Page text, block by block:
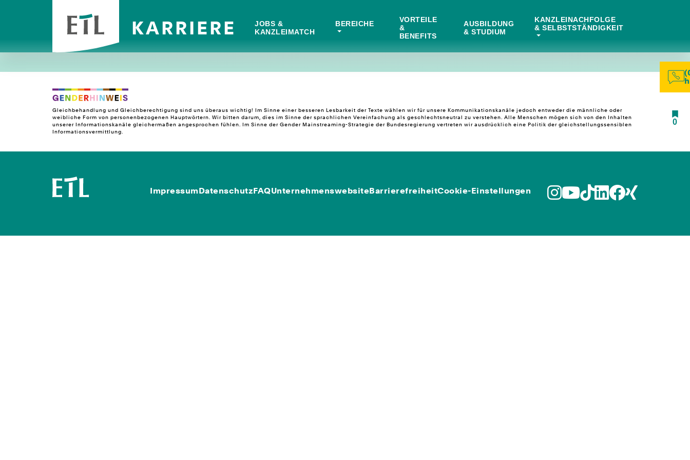
KARRIERE
JOBS &
KANZLEIMATCH
BEREICHE
VORTEILE
&
BENEFITS
AUSBILDUNG
& STUDIUM
KANZLEINACHFOLGE
& SELBSTSTÄNDIGKEIT
0
Gleichbehandlung und Gleichberechtigung sind uns überaus wichtig! Im Sinne einer besseren Lesbarkeit der Texte wählen wir für unsere Kommunikationskanäle jedoch entweder die männliche oder
weibliche Form von personenbezogenen Hauptwörtern. Wir bitten darum, dies im Sinne der sprachlichen Vereinfachung als geschlechtsneutral zu verstehen. Alle Menschen mögen sich von den Inhalten
unserer Informationskanäle gleichermaßen angesprochen fühlen. Im Sinne der Gender Mainstreaming-Strategie der Bundesregierung vertreten wir ausdrücklich eine Politik der gleichstellungssensiblen
Informationsvermittlung.
ImpressumDatenschutzFAQUnternehmenswebsiteBarrierefreiheitCookie-Einstellungen